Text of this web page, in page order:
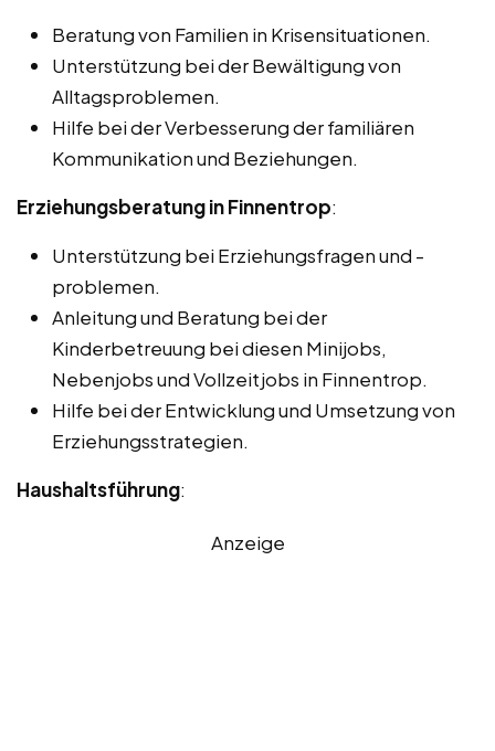
Beratung von Familien in Krisensituationen.
Unterstützung bei der Bewältigung von
Alltagsproblemen.
Hilfe bei der Verbesserung der familiären
Kommunikation und Beziehungen.
Erziehungsberatung in Finnentrop:
Unterstützung bei Erziehungsfragen und -
problemen.
Anleitung und Beratung bei der
Kinderbetreuung bei diesen Minijobs,
Nebenjobs und Vollzeitjobs in Finnentrop.
Hilfe bei der Entwicklung und Umsetzung von
Erziehungsstrategien.
Haushaltsführung:
Anzeige